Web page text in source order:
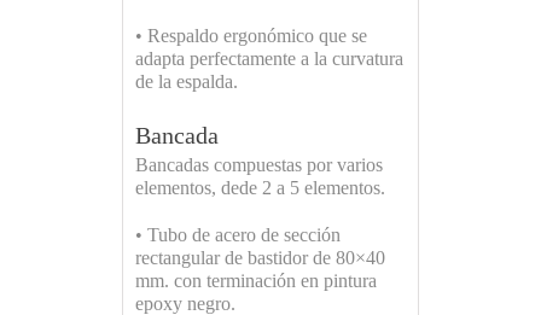
• Respaldo ergonómico que se
adapta perfectamente a la curvatura
de la espalda.
Bancada
Bancadas compuestas por varios
elementos, dede 2 a 5 elementos.
• Tubo de acero de sección
rectangular de bastidor de 80×40
mm. con terminación en pintura
epoxy negro.